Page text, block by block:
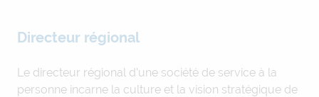
Directeur régional
Le directeur régional d’une société de service à la
personne incarne la culture et la vision stratégique de